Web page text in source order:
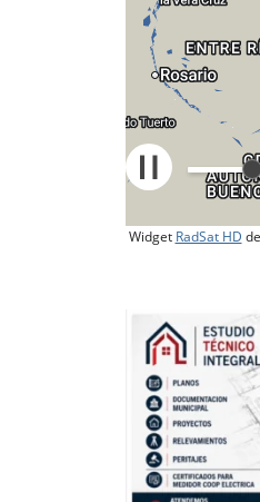
Widget RadSat HD de